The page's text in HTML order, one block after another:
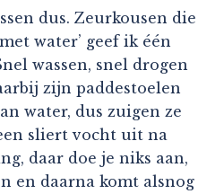
dus. Zeurkousen die
water’ geef ik één
wassen, snel drogen
zijn paddestoelen
water, dus zuigen ze
sliert vocht uit na
daar doe je niks aan,
en daarna komt alsnog